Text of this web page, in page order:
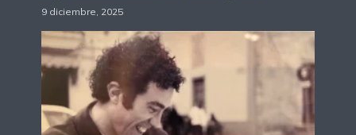
9 diciembre, 2025